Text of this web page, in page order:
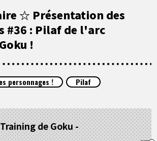
MANQUER
☆ Présentation des
#36 : Pilaf de l'arc
!
personnages ! Pilaf
de Goku -